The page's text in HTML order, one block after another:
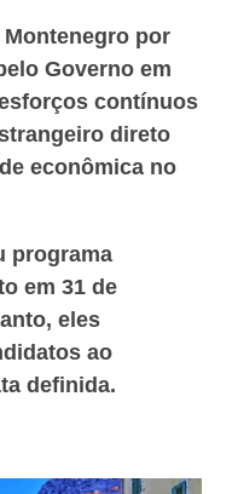
por
Governo em
contínuos
direto
econômica no
programa
em 31 de
eles
ao
definida.